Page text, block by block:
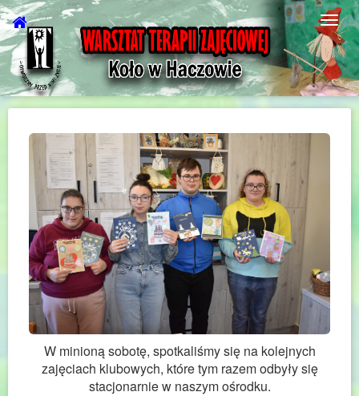
W minioną sobotę, spotkaliśmy się na kolejnych
zajęciach klubowych, które tym razem odbyły się
stacjonarnie w naszym ośrodku.